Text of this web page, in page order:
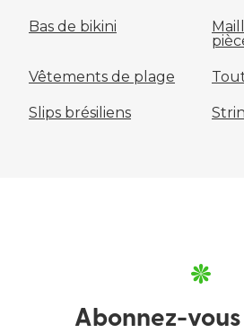
Bas de bikini
Vêtements de plage
Slips brésiliens
Abonnez-